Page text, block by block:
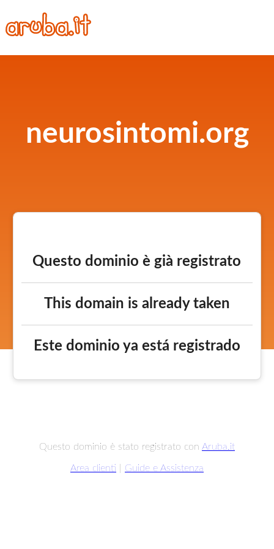
neurosintomi.org
Questo dominio è già registrato
This domain is already taken
Este dominio ya está registrado
Questo dominio è stato registrato con Aruba.it
Area clienti Guide e Assistenza